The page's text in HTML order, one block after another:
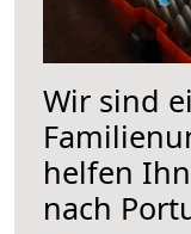
Wir sind
helfen
nach